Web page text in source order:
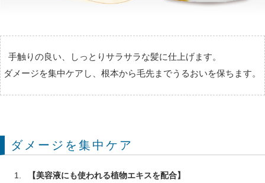
手触りの良い、しっとりサラサラな髪に仕上げます。
ダメージを集中ケアし、根本から毛先までうるおいを保ちます。
ダメージを集中ケア
【美容液にも使われる植物エキスを配合】